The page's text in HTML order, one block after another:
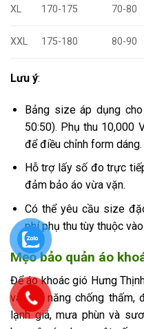
XL 170-175 70-80
XXL 175-180 80-90
Lưu ý:
Bảng size áp dụng
50:50). Phụ thu 10,000
để điều chỉnh form dáng.
Hỗ trợ lấy số đo trực
đảm bảo áo vừa vặn.
Có thể yêu cầu size
phí phụ thu tùy thuộc
Mẹo bảo quản áo
Để áo khoác gió Hưng
và khả năng chống thấm,
lạnh giá, mưa phùn và